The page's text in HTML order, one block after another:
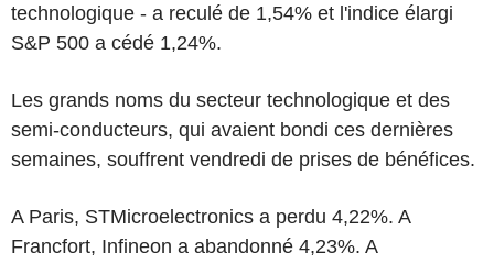
technologique - a reculé de 1,54% et l'indice élargi
S&P 500 a cédé 1,24%.
Les grands noms du secteur technologique et des
semi-conducteurs, qui avaient bondi ces dernières
semaines, souffrent vendredi de prises de bénéfices.
A Paris, STMicroelectronics a perdu 4,22%. A
Francfort, Infineon a abandonné 4,23%. A